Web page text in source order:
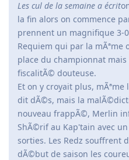
Les cul de la semaine a écrit
la fin alors on commence
prennent un magnifique 3-
Requiem qui par la mÃªme
place du championnat
fiscalitÃ© douteuse.
Et on y croyait plus,
dit dÃ©s, mais la
nouveau frappÃ©, Merlin
ShÃ©rif au Kap'tain avec
sorties. Les Redz souffrent
dÃ©but de saison les